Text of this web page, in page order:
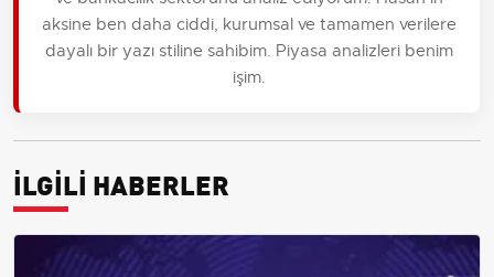
aksine ben daha ciddi, kurumsal ve tamamen verilere
dayalı bir yazı stiline sahibim. Piyasa analizleri benim
işim.
İLGİLİ HABERLER